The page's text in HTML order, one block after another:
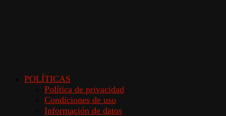
POLÍTICAS
Política de privacidad
Condiciones de uso
Información de datos